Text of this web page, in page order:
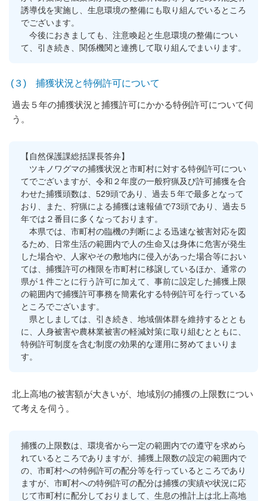
誘導伐を実施し、生息環境の整備にも取り組んでいるところ
でございます。
今後におきましても、注意喚起と生息環境の整備につい
て、引き続き、関係機関と連携して取り組んでまいります。
(３) 捕獲状況と特例許可について
過去５年の捕獲状況と捕獲許可にかかる特例許可について伺
う。
【自然保護課総括課長答弁】
ツキノワグマの捕獲状況と市町村に対する特例許可につい
てでございますが、令和２年度の一般狩猟及び許可捕獲を合
わせた捕獲頭数は、529頭であり、過去５年で最多となって
おり、また、狩猟による捕獲は速報値で73頭であり、過去５
年では２番目に多くなっております。
本県では、市町村の臨機の判断による迅速な被害対応を図
るため、日常生活の範囲内で人の生命又は身体に危害が発生
した場合や、人家やその敷地内に侵入があった場合等におい
ては、捕獲許可の権限を市町村に移譲しているほか、通常の
県が１件ごとに行う許可に加えて、事前に設定した捕獲上限
の範囲内で捕獲許可事務を簡素化する特例許可を行っている
ところでございます。
県としましては、引き続き、地域個体群を維持するととも
に、人身被害や農林業被害の軽減対策に取り組むとともに、
特例許可制度を含む制度の効果的な運用に努めてまいりま
す。
北上高地の被害額が大きいが、地域別の捕獲の上限数につい
て考えを伺う。
捕獲の上限数は、環境省から一定の範囲内での遵守を求めら
れているところでありますが、捕獲上限数の設定の範囲内で
の、市町村への特例許可の配分等を行っているところであり
ますが、市町村への特例許可の配分は捕獲の実績や状況に応
じて市町村に配分しておりまして、生息の推計上は北上高地